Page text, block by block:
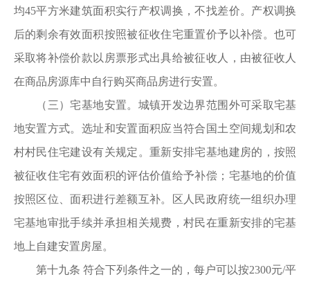
均45平方米建筑面积实行产权调换，不找差价。产权调换
后的剩余有效面积按照被征收住宅重置价予以补偿。也可
采取将补偿价款以房票形式出具给被征收人，由被征收人
在商品房源库中自行购买商品房进行安置。
（三）宅基地安置。城镇开发边界范围外可采取宅基
地安置方式。选址和安置面积应当符合国土空间规划和农
村村民住宅建设有关规定。重新安排宅基地建房的，按照
被征收住宅有效面积的评估价值给予补偿；宅基地的价值
按照区位、面积进行差额互补。区人民政府统一组织办理
宅基地审批手续并承担相关规费，村民在重新安排的宅基
地上自建安置房屋。
第十九条 符合下列条件之一的，每户可以按2300元/平